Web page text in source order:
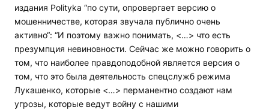
издания Polityka “по сути, опровергает версию о
мошенничестве, которая звучала публично очень
активно“: “И поэтому важно понимать, <…> что есть
презумпция невиновности. Сейчас же можно говорить о
том, что наиболее правдоподобной является версия о
том, что это была деятельность спецслужб режима
Лукашенко, которые <…> перманентно создают нам
угрозы, которые ведут войну с нашими